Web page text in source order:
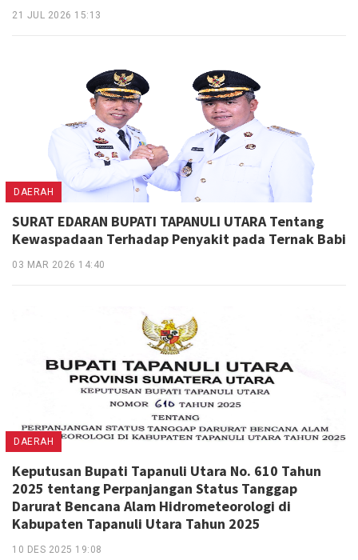
21 JUL 2026 15:13
DAERAH
SURAT EDARAN BUPATI TAPANULI UTARA Tentang
Kewaspadaan Terhadap Penyakit pada Ternak Babi
03 MAR 2026 14:40
DAERAH
Keputusan Bupati Tapanuli Utara No. 610 Tahun
2025 tentang Perpanjangan Status Tanggap
Darurat Bencana Alam Hidrometeorologi di
Kabupaten Tapanuli Utara Tahun 2025
10 DES 2025 19:08